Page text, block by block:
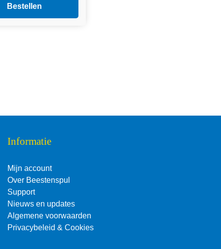
Bestellen
Informatie
Mijn account
Over Beestenspul
Support
Nieuws en updates
Algemene voorwaarden
Privacybeleid & Cookies